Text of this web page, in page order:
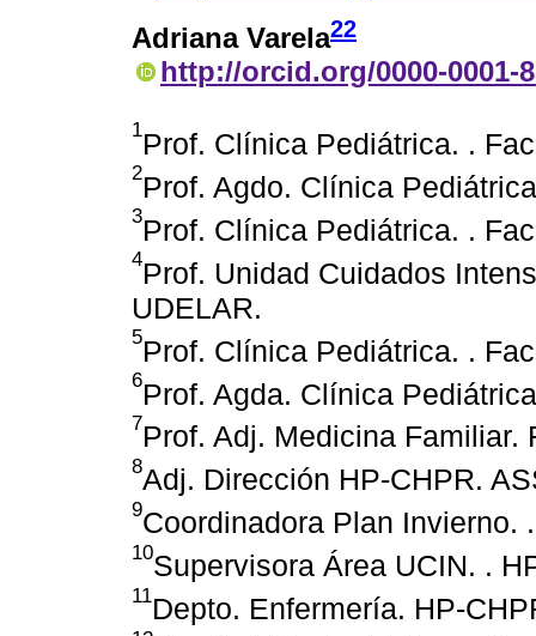
Adriana Varela22
http://orcid.org/0000-0001-
1Prof. Clínica Pediátrica. .
2Prof. Agdo. Clínica
3Prof. Clínica Pediátrica. .
4Prof. Unidad Cuidados
UDELAR.
5Prof. Clínica Pediátrica. .
6Prof. Agda. Clínica
7Prof. Adj. Medicina
8Adj. Dirección HP-CHPR.
9Coordinadora Plan Invierno.
10Supervisora Área UCIN. .
11Depto. Enfermería. HP-